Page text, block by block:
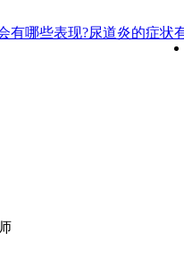
有哪些表现?尿道炎的症状